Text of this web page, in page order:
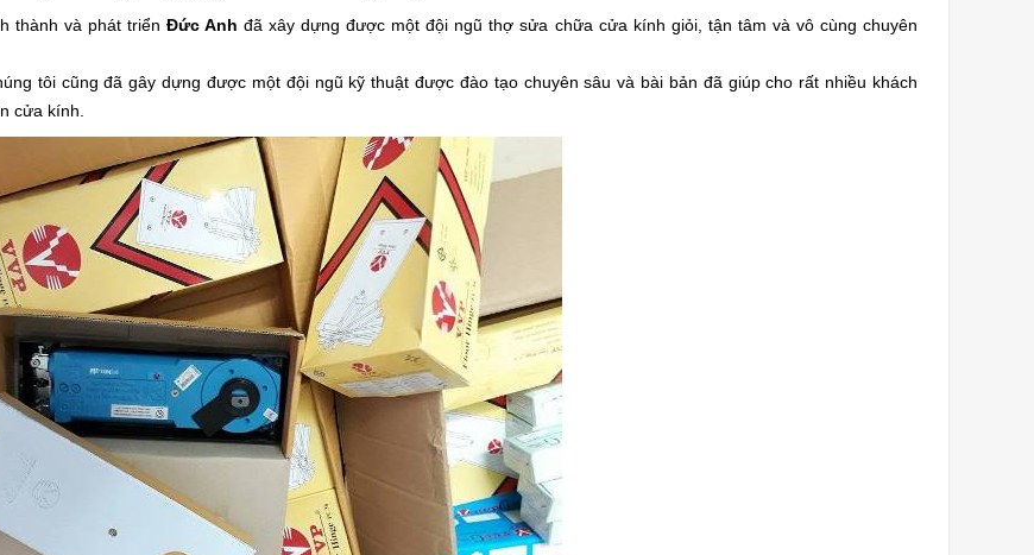
thành và phát triển Đức Anh đã xây dựng được một đội ngũ thợ sửa chữa cửa kính giỏi, tận tâm và vô cùng chuyên
tôi cũng đã gây dựng được một đội ngũ kỹ thuật được đào tạo chuyên sâu và bài bản đã giúp cho rất nhiều khách
cửa kính.